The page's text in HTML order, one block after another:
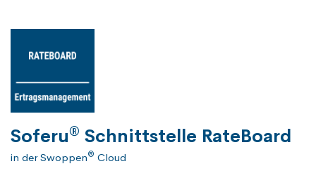
Soferu® Schnittstelle RateBoard
in der Swoppen® Cloud